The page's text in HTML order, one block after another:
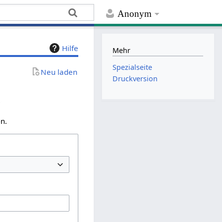
Anonym
Hilfe
Neu laden
Mehr
Spezialseite
Druckversion